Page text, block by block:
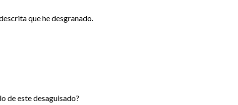
que he desgranado.
de este desaguisado?